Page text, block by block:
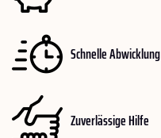
Schnelle Abwicklung
Zuverlässige Hilfe